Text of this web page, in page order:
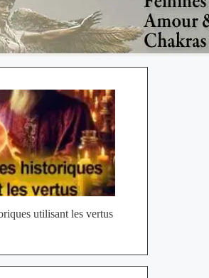
utilisant les vertus